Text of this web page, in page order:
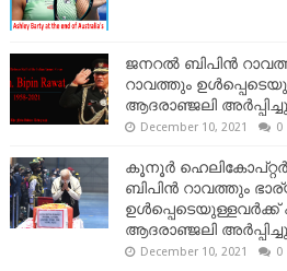
ജനറല്‍ ബിപിന്‍
റാവത്തും
ആദരാഞ്ജലി അർപ്പിച്ചു
December 10, 2021 0
കൂനൂർ
ബിപിന്‍ റാവത്തും
ഉള്‍പ്പെടെയുള്ളവർക്ക്
ആദരാഞ്ജലി അർപ്പിച്ചു
December 10, 2021 0